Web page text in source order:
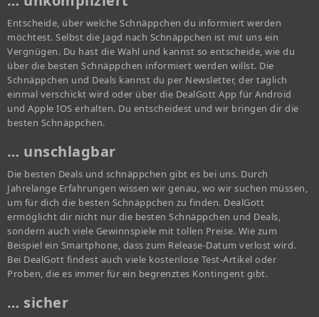
Entscheide, über welche Schnäppchen du informiert werden
möchtest. Selbst die Jagd nach Schnäppchen ist mit uns ein
Vergnügen. Du hast die Wahl und kannst so entscheide, wie du
über die besten Schnäppchen informiert werden willst. Die
Schnäppchen und Deals kannst du per Newsletter, der täglich
einmal verschickt wird oder über die DealGott App für Android
und Apple IOS erhalten. Du entscheidest und wir bringen dir die
besten Schnäppchen.
… unschlagbar
Die besten Deals und schnäppchen gibt es bei uns. Durch
Jahrelange Erfahrungen wissen wir genau, wo wir suchen müssen,
um für dich die besten Schnäppchen zu finden. DealGott
ermöglicht dir nicht nur die besten Schnäppchen und Deals,
sondern auch viele Gewinnspiele mit tollen Preise. Wie zum
Beispiel ein Smartphone, dass zum Release-Datum verlost wird.
Bei DealGott findest auch viele kostenlose Test-Artikel oder
Proben, die es immer für ein begrenztes Kontingent gibt.
… sicher